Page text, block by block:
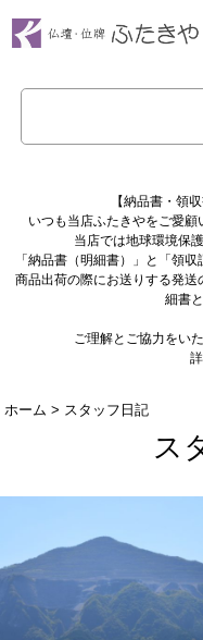
【納品書・領
いつも当店ふたきやをご愛顧
当店では地球環境保
「納品書（明細書）」と「領
商品出荷の際にお送りする発
細書
ご理解とご協力をい
ホーム > スタッフ日記
ス